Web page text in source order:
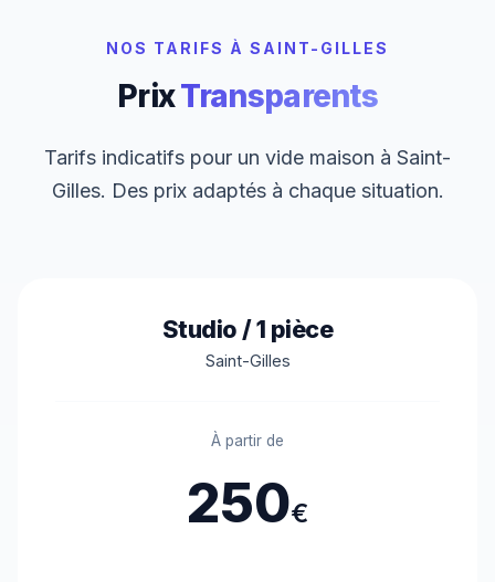
NOS TARIFS À SAINT-GILLES
PrixTransparents
Tarifs indicatifs pour un vide maison à Saint-
Gilles. Des prix adaptés à chaque situation.
Studio / 1 pièce
Saint-Gilles
À partir de
250€